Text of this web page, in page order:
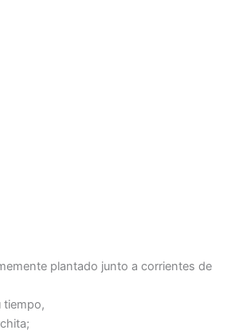
plantado junto a corrientes de
tiempo,